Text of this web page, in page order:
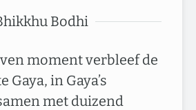
Bodhi
moment verbleef de
Gaya, in Gaya’s
met duizend